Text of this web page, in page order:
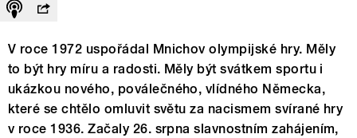
V roce 1972 uspořádal Mnichov olympijské hry. Měly
to být hry míru a radosti. Měly být svátkem sportu i
ukázkou nového, poválečného, vlídného Německa,
které se chtělo omluvit světu za nacismem svírané hry
v roce 1936. Začaly 26. srpna slavnostním zahájením,